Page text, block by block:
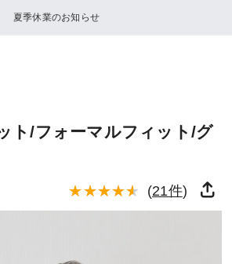
夏季休業のお知らせ
ト/フォーマルフィット/グ
(21件)